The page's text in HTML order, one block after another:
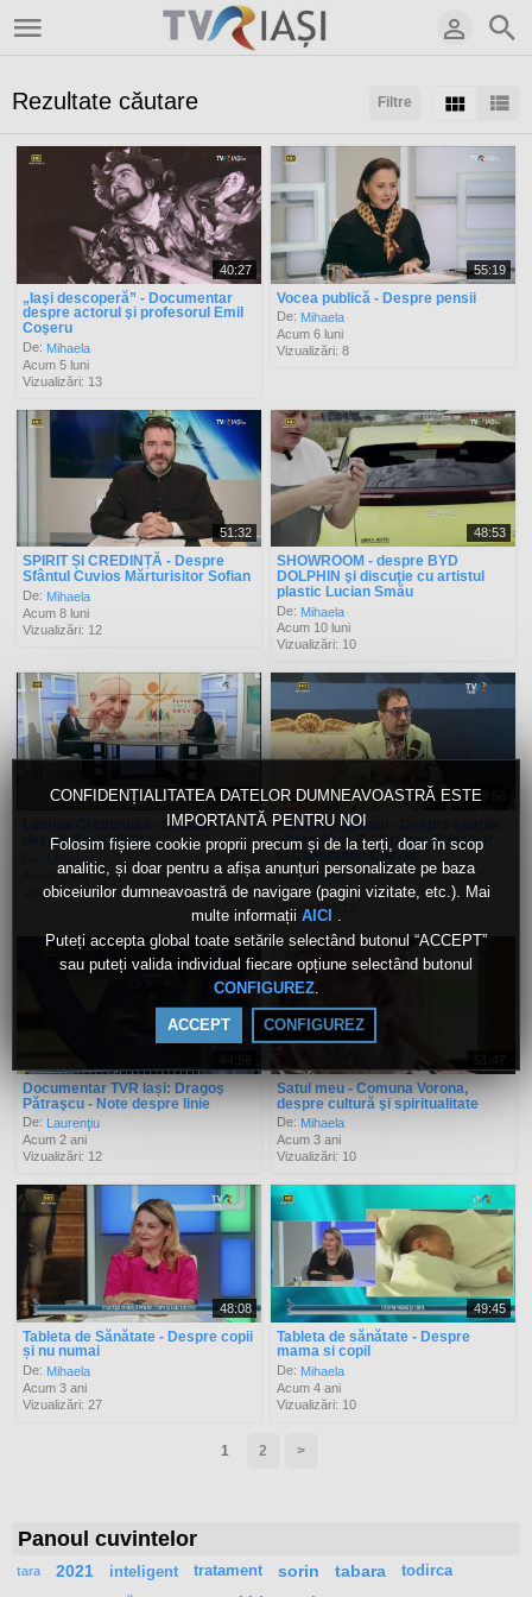
CONFIDENȚIALITATEA DATELOR DUMNEAVOASTRĂ ESTE
IMPORTANTĂ PENTRU NOI
Folosim fișiere cookie proprii precum și de la terți, doar în scop
analitic, și doar pentru a afișa anunțuri personalizate pe baza
obiceiurilor dumneavoastră de navigare (pagini vizitate, etc.). Mai
multe informații AICI .
Puteți accepta global toate setările selectând butonul “ACCEPT”
sau puteți valida individual fiecare opțiune selectând butonul
CONFIGUREZ.
ACCEPT CONFIGUREZ
Filtre
Rezultate căutare
Sortaţi după:
Arată:
Rezultate/pagină:
40:27
„Iaşi descoperă” - Documentar
despre actorul şi profesorul Emil
Coşeru
De: Mihaela
Acum 5 luni
Vizualizări: 13
55:19
Vocea publică - Despre pensii
De: Mihaela
Acum 6 luni
Vizualizări: 8
51:32
SPIRIT ȘI CREDINȚĂ - Despre
Sfântul Cuvios Mărturisitor Sofian
De: Mihaela
Acum 8 luni
Vizualizări: 12
48:53
SHOWROOM - despre BYD
DOLPHIN şi discuţie cu artistul
plastic Lucian Smău
De: Mihaela
Acum 10 luni
Vizualizări: 10
22:51
Lumina Creștinului - Sinodul
despre Sinodalitate
Mihaela
Acum 2 ani
Vizualizări: 12
49:56
Accent Regional - Despre spațiile
alternative. Cu Dragoș Buhagiar
și Constantin Chiriac
De:Mihaela
Acum 2 ani
Vizualizări: 12
Documentar TVR Iași: Dragoş
Pătraşcu - Note despre linie
De: Laurenţiu
Acum 2 ani
Vizualizări: 12
Satul meu - Comuna Vorona,
despre cultură şi spiritualitate
De: Mihaela
Acum 3 ani
Vizualizări: 10
48:08
Tableta de Sănătate - Despre copii
și nu numai
De: Mihaela
Acum 3 ani
Vizualizări: 27
49:45
Tableta de sănătate - Despre
mama si copil
De: Mihaela
Acum 4 ani
Vizualizări: 10
1 2 >
Panoul cuvintelor
tara 2021 inteligent tratament sorin tabara
todirca